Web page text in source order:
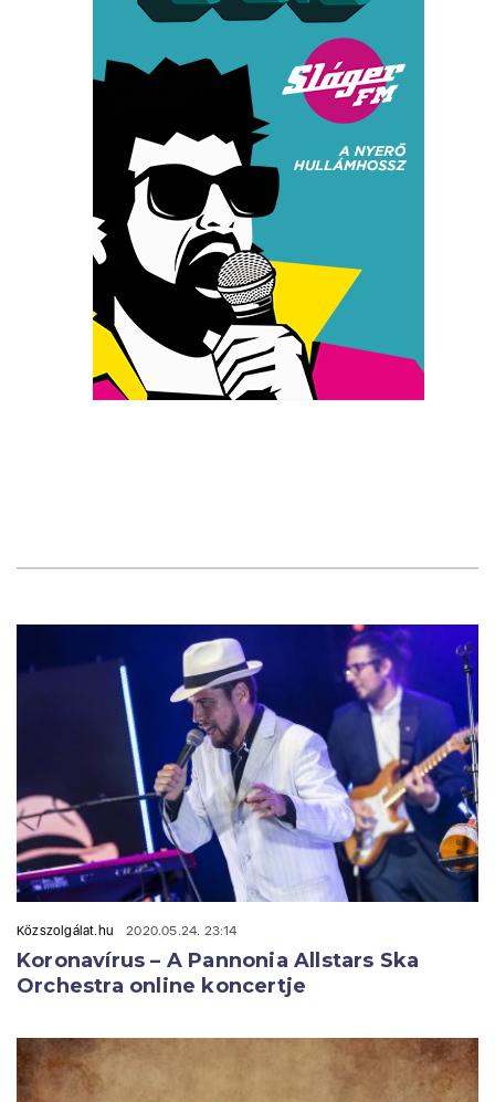
Közszolgálat.hu 2020.05.24. 23:14
Koronavírus – A Pannonia Allstars Ska
Orchestra online koncertje